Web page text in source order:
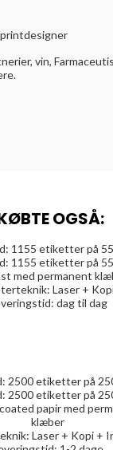
vin,
OGSÅ:
1155 etiketter på
1155 etiketter på
med permanent
Laser +
dag til dag
2500etiketter på
2500etiketter på
papir med
klæber
Laser + Kopi +